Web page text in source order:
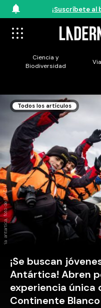
¡Suscríbete al
Ciencia y
Biodiversidad
feria antartica, foto de INACH
Todos los artículos
¡Se buscan
Antártica! Abren
experiencia única
Continente Blanco